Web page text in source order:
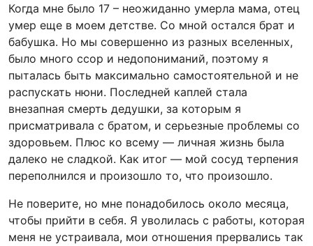
Когда мне было 17 – неожиданно умерла мама, отец
умер еще в моем детстве. Со мной остался брат и
бабушка. Но мы совершенно из разных вселенных,
было много ссор и недопониманий, поэтому я
пыталась быть максимально самостоятельной и не
распускать нюни. Последней каплей стала
внезапная смерть дедушки, за которым я
присматривала с братом, и серьезные проблемы со
здоровьем. Плюс ко всему — личная жизнь была
далеко не сладкой. Как итог — мой сосуд терпения
переполнился и произошло то, что произошло.
Не поверите, но мне понадобилось около месяца,
чтобы прийти в себя. Я уволилась с работы, которая
меня не устраивала, мои отношения прервались так